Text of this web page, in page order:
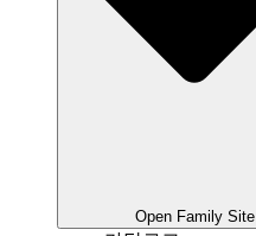
Open Family Site